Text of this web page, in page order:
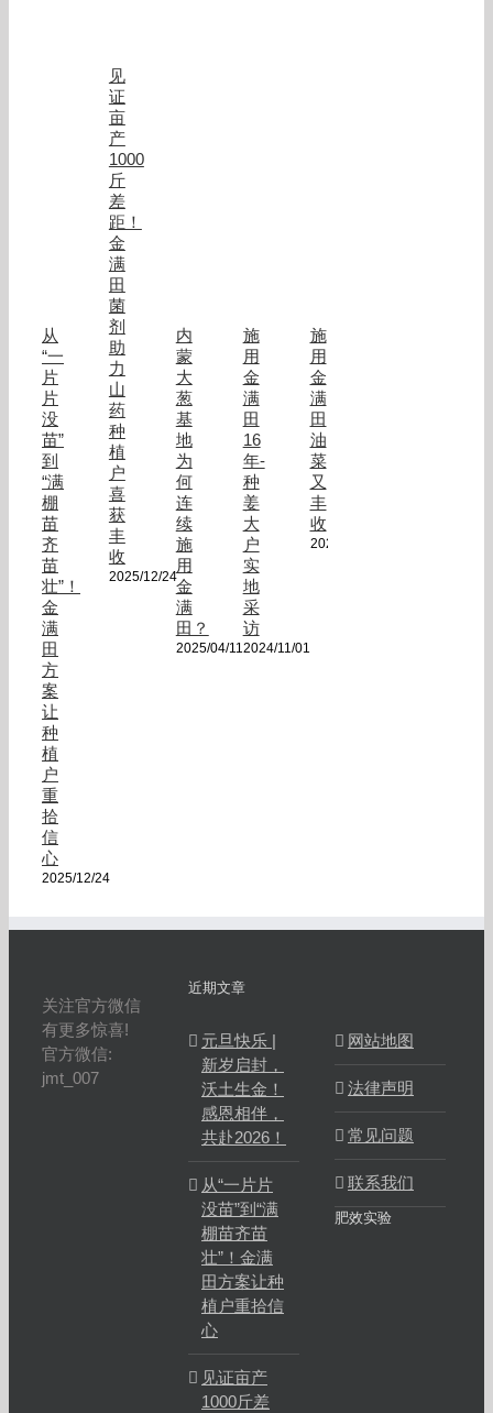
从
“一
片
片
没
苗”
到
“满
棚
苗
齐
苗
壮”！
金
满
田
方
案
让
种
植
户
重
拾
信
心
2025/12/24
见
证
亩
产
1000
斤
差
距！
金
满
田
菌
剂
助
力
山
药
种
植
户
喜
获
丰
收
2025/12/24
内
蒙
大
葱
基
地
为
何
连
续
施
用
金
满
田？
2025/04/11
施
用
金
满
田
16
年-
种
姜
大
户
实
地
采
访
2024/11/01
施
用
金
满
田
油
菜
又
丰
收
2024/10/24
关注官方微信
有更多惊喜!
官方微信:
jmt_007
近期文章
元旦快乐 |
新岁启封，
沃土生金！
感恩相伴，
共赴2026！
从“一片片
没苗”到“满
棚苗齐苗
壮”！金满
田方案让种
植户重拾信
心
见证亩产
1000斤差
网站地图
法律声明
常见问题
联系我们
肥效实验